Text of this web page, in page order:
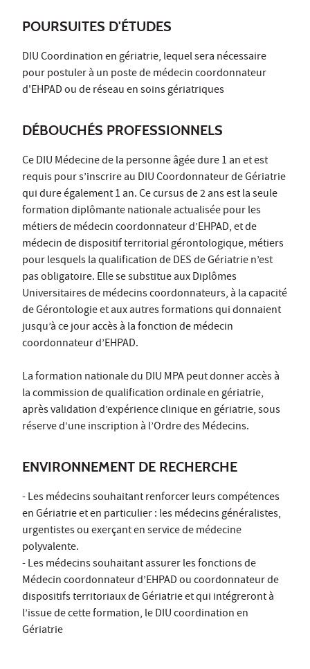
POURSUITES D'ÉTUDES
DIU Coordination en gériatrie, lequel sera nécessaire
pour postuler à un poste de médecin coordonnateur
d'EHPAD ou de réseau en soins gériatriques
DÉBOUCHÉS PROFESSIONNELS
Ce DIU Médecine de la personne âgée dure 1 an et est
requis pour s’inscrire au DIU Coordonnateur de Gériatrie
qui dure également 1 an. Ce cursus de 2 ans est la seule
formation diplômante nationale actualisée pour les
métiers de médecin coordonnateur d’EHPAD, et de
médecin de dispositif territorial gérontologique, métiers
pour lesquels la qualification de DES de Gériatrie n’est
pas obligatoire. Elle se substitue aux Diplômes
Universitaires de médecins coordonnateurs, à la capacité
de Gérontologie et aux autres formations qui donnaient
jusqu’à ce jour accès à la fonction de médecin
coordonnateur d’EHPAD.
La formation nationale du DIU MPA peut donner accès à
la commission de qualification ordinale en gériatrie,
après validation d’expérience clinique en gériatrie, sous
réserve d’une inscription à l’Ordre des Médecins.
ENVIRONNEMENT DE RECHERCHE
- Les médecins souhaitant renforcer leurs compétences
en Gériatrie et en particulier : les médecins généralistes,
urgentistes ou exerçant en service de médecine
polyvalente.
- Les médecins souhaitant assurer les fonctions de
Médecin coordonnateur d’EHPAD ou coordonnateur de
dispositifs territoriaux de Gériatrie et qui intégreront à
l’issue de cette formation, le DIU coordination en
Gériatrie